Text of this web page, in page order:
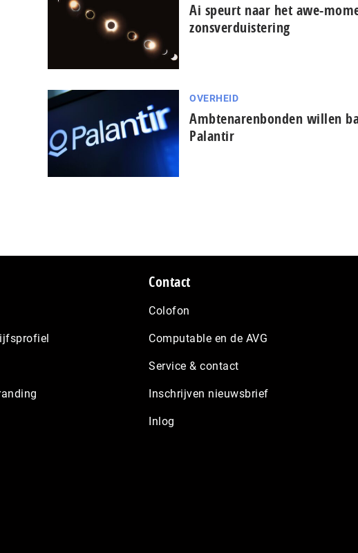
Ai speurt naar het awe-
zonsverduistering
OVERHEID
Ambtenarenbonden willen
Palantir
Contact
Colofon
Computable en de AVG
Service & contact
Inschrijven nieuwsbrief
Inlog